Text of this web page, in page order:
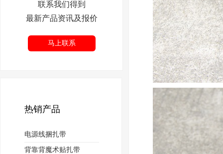
联系我们得到
最新产品资讯及报价
马上联系
热销产品
电源线捆扎带
背靠背魔术贴扎带